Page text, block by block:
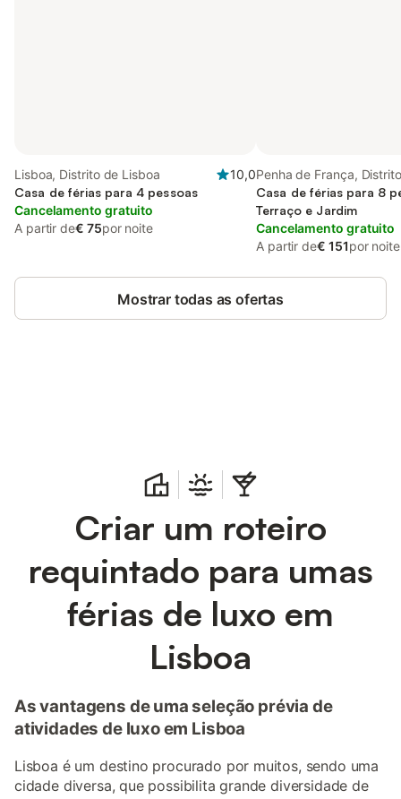
Lisboa, Distrito de Lisboa
10,0
Casa de férias para 4 pessoas
Cancelamento gratuito
A partir de€ 75por noite
Penha de França,
Lisboa
Casa de férias para 8
Terraço e Jardim
Cancelamento gratuito
A partir de€ 151por noite
Mostrar todas as ofertas
Criar um roteiro
requintado para umas
férias de luxo em
Lisboa
As vantagens de uma seleção prévia de
atividades de luxo em Lisboa
Lisboa é um destino procurado por muitos, sendo uma
cidade diversa, que possibilita grande diversidade de